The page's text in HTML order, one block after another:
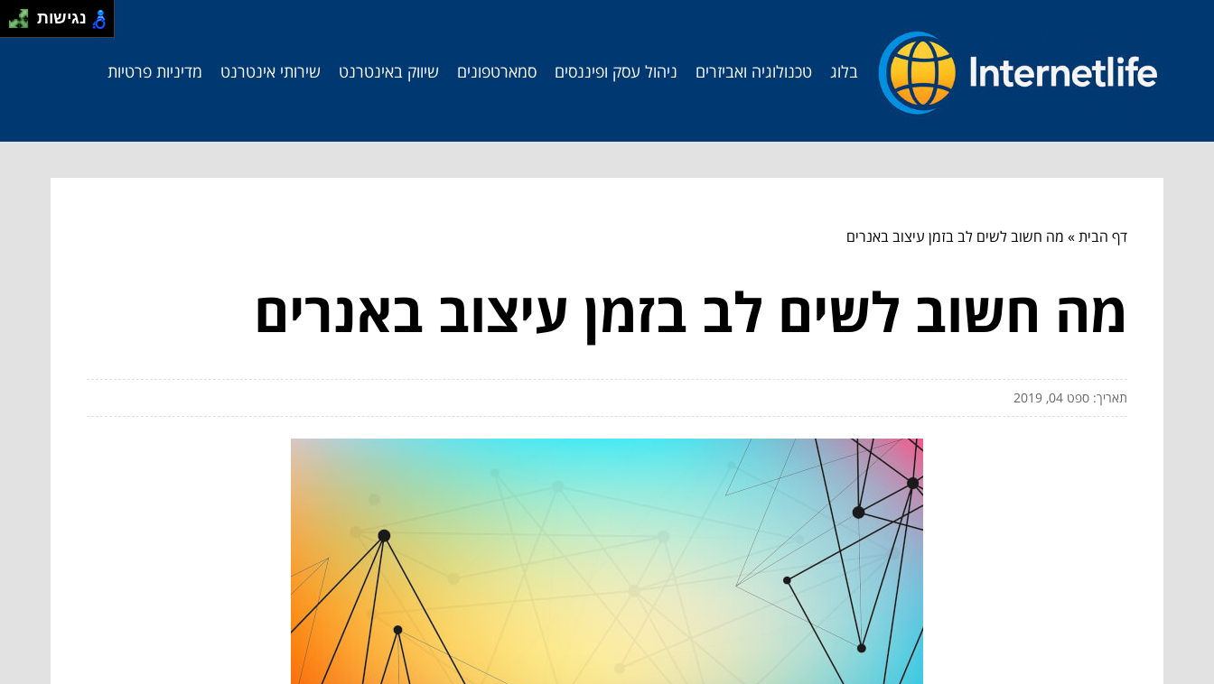
בלוג טכנולוגיה ואביזרים ניהול עסק ופיננסים סמארטפונים שיווק באינטרנט שירותי אינטרנט מדיניות פרטיות
דף הבית» מה חשוב לשים לב בזמן עיצוב באנרים
מה חשוב לשים לב בזמן עיצוב באנרים
תאריך: ספט 04, 2019
נגישות